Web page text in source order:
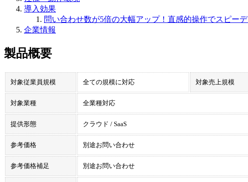
導入効果
問い合わせ数が5倍の大幅アップ！直感的操作でスピー
企業情報
製品概要
対象従業員規模 全ての規模に対応 対象売上規模
対象業種 全業種対応
提供形態 クラウド / SaaS
参考価格 別途お問い合わせ
参考価格補足 別途お問い合わせ